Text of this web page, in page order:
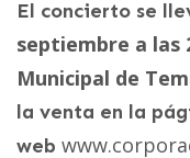
El concierto se
septiembre a las
Municipal de
la venta en la
web